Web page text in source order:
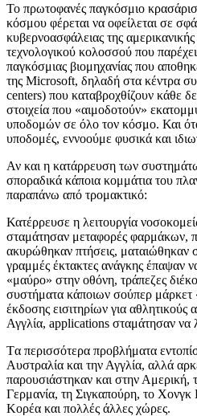
Το πρωτοφανές παγκόσμιο
κόσμου φέρεται να οφείλεται σε
κυβερνοασφάλειας της
τεχνολογικού κολοσσού που
παγκόσμιας βιομηχανίας που
της Microsoft, δηλαδή στα κέντρα
centers) που καταβροχθίζουν κάθε
στοιχεία που «αιμοδοτούν»
υποδομών σε όλο τον κόσμο. Και
υποδομές, εννοούμε φυσικά και
Αν και η κατάρρευση των
σποραδικά κάποια κομμάτια του
παραπάνω από τρομακτικό:
Κατέρρευσε η λειτουργία
σταμάτησαν μεταφορές φαρμάκων,
ακυρώθηκαν πτήσεις, ματαιώθηκαν
γραμμές έκτακτες ανάγκης έπαψαν
«μαύρο» στην οθόνη, τράπεζες
συστήματα κάποιων σούπερ μάρκετ
έκδοσης εισιτηρίων για
Αγγλία, applications σταμάτησαν να
Tα περισσότερα προβλήματα
Αυστραλία και την Αγγλία, αλλά
παρουσιάστηκαν και στην Αμερική,
Γερμανία, τη Σιγκαπούρη, το Χονγκ
Κορέα και πολλές άλλες χώρες.